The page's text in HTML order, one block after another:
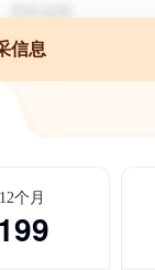
信息
12个月